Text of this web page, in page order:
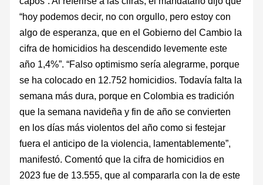
“hoy podemos decir, no con orgullo, pero estoy con
algo de esperanza, que en el Gobierno del Cambio la
cifra de homicidios ha descendido levemente este
año 1,4%”. “Falso optimismo sería alegrarme, porque
se ha colocado en 12.752 homicidios. Todavía falta la
semana más dura, porque en Colombia es tradición
que la semana navideña y fin de año se convierten
en los días más violentos del año como si festejar
fuera el anticipo de la violencia, lamentablemente”,
manifestó. Comentó que la cifra de homicidios en
2023 fue de 13.555, que al compararla con la de este